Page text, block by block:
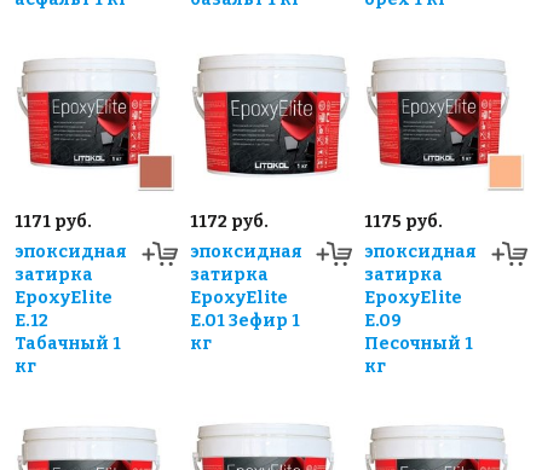
1171 руб.
эпоксидная
затирка
EpoxyElite
E.12
Табачный 1
кг
1172 руб.
эпоксидная
затирка
EpoxyElite
E.01 Зефир 1
кг
1175 руб.
эпоксидная
затирка
EpoxyElite
E.09
Песочный 1
кг